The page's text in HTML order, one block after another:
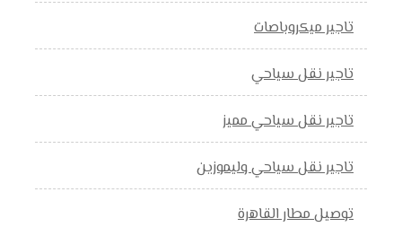
تاجير ميكروباصات
تاجير نقل سياحي
تاجير نقل سياحي مميز
تاجير نقل سياحي وليموزين
توصيل مطار القاهرة